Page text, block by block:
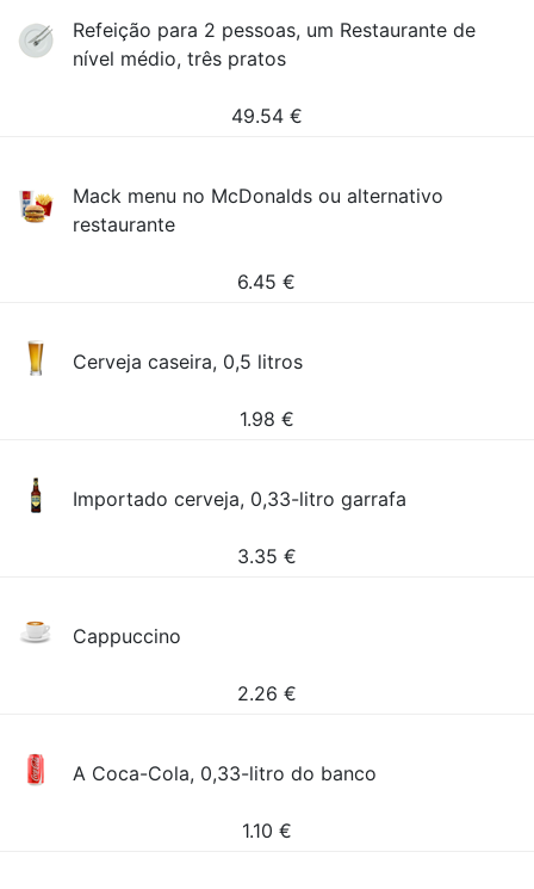
Refeição para 2 pessoas, um Restaurante de
nível médio, três pratos
49.54 €
Mack menu no McDonalds ou alternativo
restaurante
6.45 €
Cerveja caseira, 0,5 litros
1.98 €
Importado cerveja, 0,33-litro garrafa
3.35 €
Cappuccino
2.26 €
A Coca-Cola, 0,33-litro do banco
1.10 €